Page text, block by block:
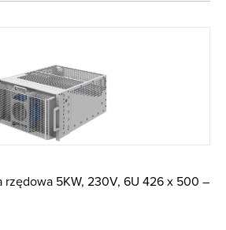
rzędowa 5KW, 230V, 6U 426 x 500 –